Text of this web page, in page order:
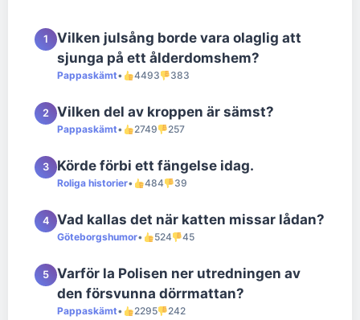
1
Vilken julsång borde vara olaglig att
sjunga på ett ålderdomshem?
Pappaskämt• 4493 383
2 Vilken del av kroppen är sämst?
Pappaskämt• 2749 257
3 Körde förbi ett fängelse idag.
Roliga historier• 484 39
4 Vad kallas det när katten missar lådan?
Göteborgshumor• 524 45
5
Varför la Polisen ner utredningen av
den försvunna dörrmattan?
Pappaskämt• 2295 242